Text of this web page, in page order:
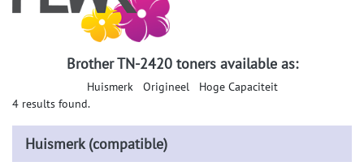
Brother TN-2420 toners available as:
Huismerk Origineel
Hoge Capaciteit
4 results found.
Huismerk (compatible)